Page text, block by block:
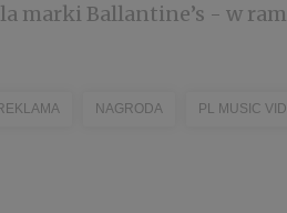
marki Ballantine’s - w
NAGRODA PL MUSIC